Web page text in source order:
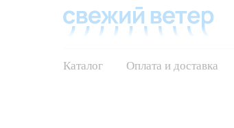
Каталог Оплата и доставка